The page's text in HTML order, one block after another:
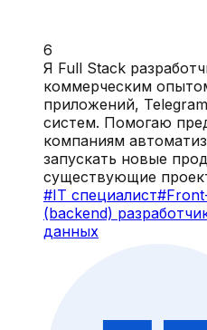
6
Я Full Stack
коммерческим
приложений,
систем. Помогаю
компаниям
запускать новые
существующие
#IT специалист#
(backend)
данных